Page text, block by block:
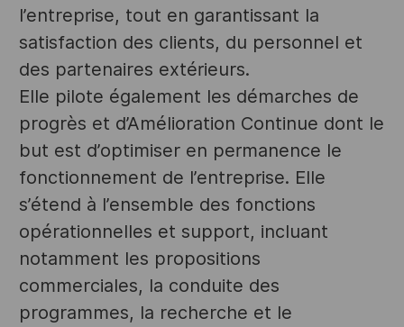
l’entreprise, tout en garantissant la
satisfaction des clients, du personnel et
des partenaires extérieurs.
Elle pilote également les démarches de
progrès et d’Amélioration Continue dont le
but est d’optimiser en permanence le
fonctionnement de l’entreprise. Elle
s’étend à l’ensemble des fonctions
opérationnelles et support, incluant
notamment les propositions
commerciales, la conduite des
programmes, la recherche et le